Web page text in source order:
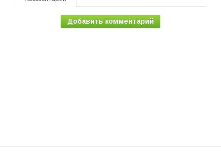
Добавить комментарий